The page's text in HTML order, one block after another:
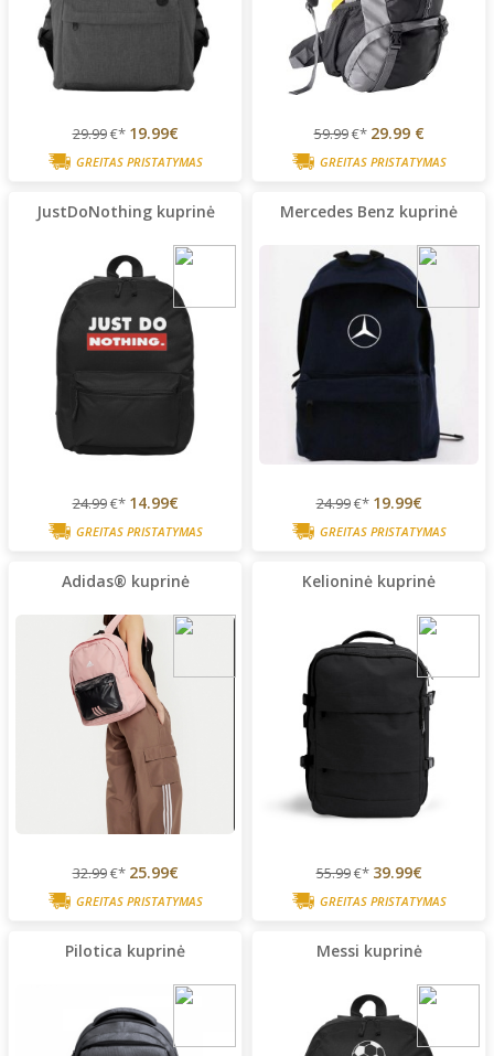
29.99€* 19.99€
GREITAS PRISTATYMAS
59.99€* 29.99 €
GREITAS PRISTATYMAS
JustDoNothing kuprinė
24.99€* 14.99€
GREITAS PRISTATYMAS
Mercedes Benz kuprinė
24.99€* 19.99€
GREITAS PRISTATYMAS
Adidas® kuprinė
32.99€* 25.99€
GREITAS PRISTATYMAS
Kelioninė kuprinė
55.99€* 39.99€
GREITAS PRISTATYMAS
Pilotica kuprinė Messi kuprinė